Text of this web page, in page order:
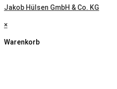
Jakob Hülsen GmbH & Co. KG
×
Warenkorb